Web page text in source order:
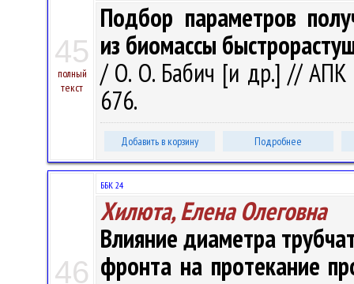
45
полный
текст
Подбор параметров
из биомассы
/ О. О. Бабич [и др.] // АПК
676.
Добавить в корзину Подробнее
46
ББК 24
Хилюта, Елена Олеговна
Влияние диаметра
фронта на протекание